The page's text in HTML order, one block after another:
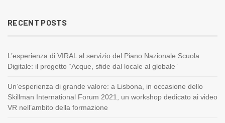
RECENT POSTS
L’esperienza di VIRAL al servizio del Piano Nazionale Scuola
Digitale: il progetto “Acque, sfide dal locale al globale”
Un’esperienza di grande valore: a Lisbona, in occasione dello
Skillman International Forum 2021, un workshop dedicato ai video
VR nell’ambito della formazione